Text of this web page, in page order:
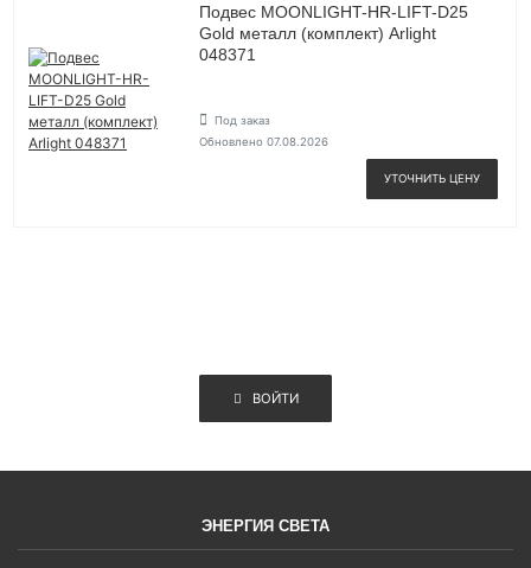
Подвес MOONLIGHT-HR-LIFT-D25
Gold металл (комплект) Arlight
048371
Под заказ
Обновлено 07.08.2026
УТОЧНИТЬ ЦЕНУ
ВОЙТИ
ЭНЕРГИЯ СВЕТА